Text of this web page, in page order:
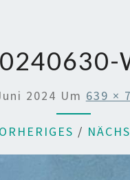
2024 Um 639 ×
/